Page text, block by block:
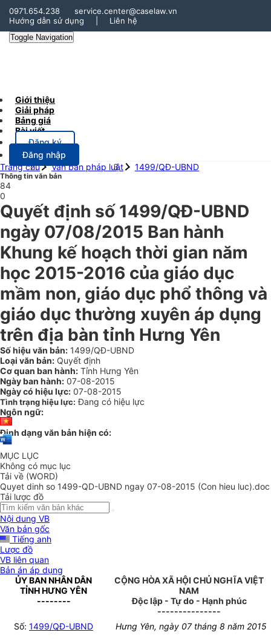
0971.654.238
service.center@caselaw.vn
Hướng dẫn sử dụng
Liên hệ
Toggle Navigation
Giới thiệu
Giải pháp
Bảng giá
Bài viết
Đăng ký
Đăng nhập
Trang chủ
Văn bản pháp luật 1499/QĐ-UBND
Thông tin văn bản
84
0
Quyết định số 1499/QĐ-UBND
ngày 07/08/2015 Ban hành
Khung kế hoạch thời gian năm
học 2015-2016 của giáo dục
mầm non, giáo dục phổ thông và
giáo dục thường xuyên áp dụng
trên địa bàn tỉnh Hưng Yên
Số hiệu văn bản: 1499/QĐ-UBND
Loại văn bản: Quyết định
Cơ quan ban hành: Tỉnh Hưng Yên
Ngày ban hành: 07-08-2015
Ngày có hiệu lực: 07-08-2015
Tình trạng hiệu lực: Đang có hiệu lực
Ngôn ngữ:
Định dạng văn bản hiện có:
MỤC LỤC
Không có mục lục
Tải về (WORD)
Quyet dinh so 1499-QD-UBND ngay 07-08-2015 (Con hieu luc).doc
Tải lược đồ
Nội dung VB
Văn bản gốc
Tiếng anh
Lược đồ
VB liên quan
Bản án áp dụng
ỦY BAN NHÂN DÂN
TỈNH HƯNG YÊN
--------
CỘNG HÒA XÃ HỘI CHỦ NGHĨA VIỆT
NAM
Độc lập - Tự do - Hạnh phúc
---------------
Số: 1499/QĐ-UBND Hưng Yên, ngày 07 tháng 8 năm 2015